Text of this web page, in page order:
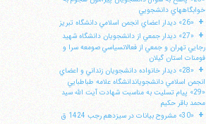
خوابگاههاي دانشجويي
+ «26» ديدار اعضاي انجمن اسلامي دانشگاه تبريز
+
«27» ديدار جمعي از دانشجويان دانشگاه شهيد
رجايي تهران و جمعي از فعالانسياسي صومعه سرا و
فومنات استان گيلان
+
«28» ديدار خانواده دانشجويان زنداني و اعضاي
انجمن اسلامي دانشجوياندانشگاه علامه طباطبايي
«29» پيام تسليت به مناسبت شهادت آيت الله سيد
محمد باقر حكيم
+
«30» مشروح بيانات در سيزدهم رجب 1424 ق